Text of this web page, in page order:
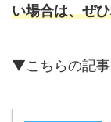
い場合は、ぜ
▼こちらの記事